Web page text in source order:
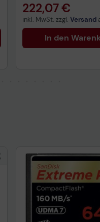
222,07 €
inkl. MwSt. zzgl. Versand
In den